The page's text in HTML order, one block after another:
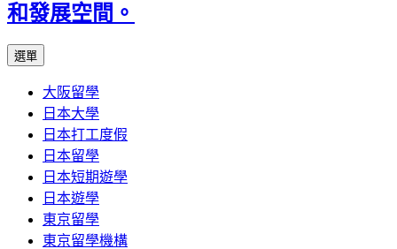
和發展空間。
選單
內
容
大阪留學
日本大學
日本打工度假
日本留學
日本短期遊學
日本遊學
東京留學
東京留學機構